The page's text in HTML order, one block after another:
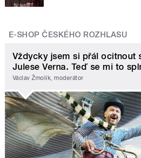
E-SHOP ČESKÉHO ROZHLASU
Vždycky jsem si přál ocitnout
Julese Verna. Teď se mi to
Václav Žmolík, moderátor